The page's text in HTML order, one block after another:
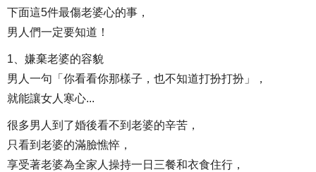
下面這5件最傷老婆心的事，
男人們一定要知道！
1、嫌棄老婆的容貌
男人一句「你看看你那樣子，也不知道打扮打扮」，
就能讓女人寒心...
很多男人到了婚後看不到老婆的辛苦，
只看到老婆的滿臉憔悴，
享受著老婆為全家人操持一日三餐和衣食住行，